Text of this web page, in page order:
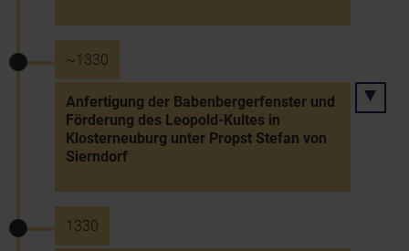
~1330
Anfertigung der Babenbergerfenster und
Förderung des Leopold-Kultes in
Klosterneuburg unter Propst Stefan von
Sierndorf
1330